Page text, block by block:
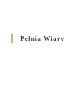
Pełnia Wiary